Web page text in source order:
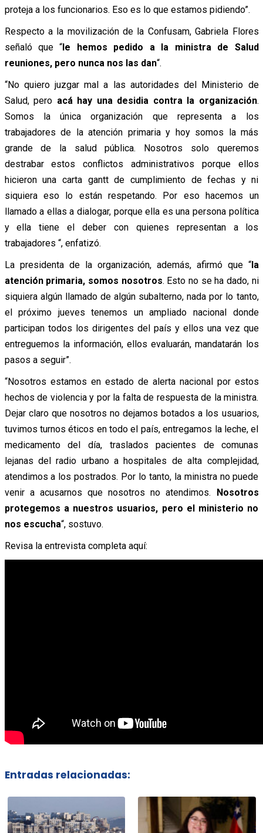
proteja a los funcionarios. Eso es lo que estamos pidiendo”.
Respecto a la movilización de la Confusam, Gabriela Flores
señaló que “le hemos pedido a la ministra de Salud
reuniones, pero nunca nos las dan“.
“No quiero juzgar mal a las autoridades del Ministerio de
Salud, pero acá hay una desidia contra la organización.
Somos la única organización que representa a los
trabajadores de la atención primaria y hoy somos la más
grande de la salud pública. Nosotros solo queremos
destrabar estos conflictos administrativos porque ellos
hicieron una carta gantt de cumplimiento de fechas y ni
siquiera eso lo están respetando. Por eso hacemos un
llamado a ellas a dialogar, porque ella es una persona política
y ella tiene el deber con quienes representan a los
trabajadores “, enfatizó.
La presidenta de la organización, además, afirmó que “la
atención primaria, somos nosotros. Esto no se ha dado, ni
siquiera algún llamado de algún subalterno, nada por lo tanto,
el próximo jueves tenemos un ampliado nacional donde
participan todos los dirigentes del país y ellos una vez que
entreguemos la información, ellos evaluarán, mandatarán los
pasos a seguir”.
“Nosotros estamos en estado de alerta nacional por estos
hechos de violencia y por la falta de respuesta de la ministra.
Dejar claro que nosotros no dejamos botados a los usuarios,
tuvimos turnos éticos en todo el país, entregamos la leche, el
medicamento del día, traslados pacientes de comunas
lejanas del radio urbano a hospitales de alta complejidad,
atendimos a los postrados. Por lo tanto, la ministra no puede
venir a acusarnos que nosotros no atendimos. Nosotros
protegemos a nuestros usuarios, pero el ministerio no
nos escucha“, sostuvo.
Revisa la entrevista completa aquí:
Entradas relacionadas: